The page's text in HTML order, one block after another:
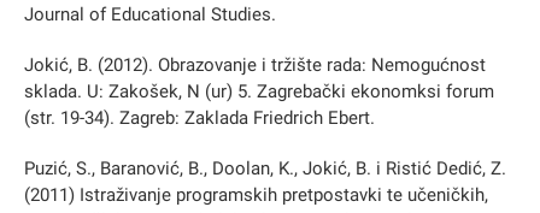
Journal of Educational Studies.
Jokić, B. (2012). Obrazovanje i tržište rada: Nemogućnost
sklada. U: Zakošek, N (ur) 5. Zagrebački ekonomksi forum
(str. 19-34). Zagreb: Zaklada Friedrich Ebert.
Puzić, S., Baranović, B., Doolan, K., Jokić, B. i Ristić Dedić, Z.
(2011) Istraživanje programskih pretpostavki te učeničkih,